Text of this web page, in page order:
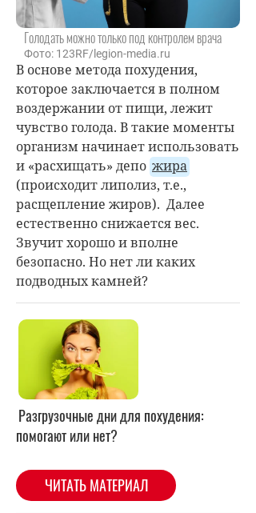
Голодать можно только под контролем врача
Фото: 123RF/legion-media.ru
В основе метода похудения,
которое заключается в полном
воздержании от пищи, лежит
чувство голода. В такие моменты
организм начинает использовать
и «расхищать» депо жира
(происходит липолиз, т.е.,
расщепление жиров). Далее
естественно снижается вес.
Звучит хорошо и вполне
безопасно. Но нет ли каких
подводных камней?
Разгрузочные дни для похудения:
помогают или нет?
ЧИТАТЬ МАТЕРИАЛ